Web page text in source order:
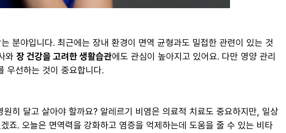
분야입니다. 최근에는 장내 환경이 면역 균형과도 밀접한 관련이 있는 것
와 장 건강을 고려한 생활습관에도 관심이 높아지고 있어요. 다만 영양 관리
우선하는 것이 중요합니다.
히 달고 살아야 할까요? 알레르기 비염은 의료적 치료도 중요하지만, 일상
죠. 오늘은 면역력을 강화하고 염증을 억제하는데 도움을 줄 수 있는 비타